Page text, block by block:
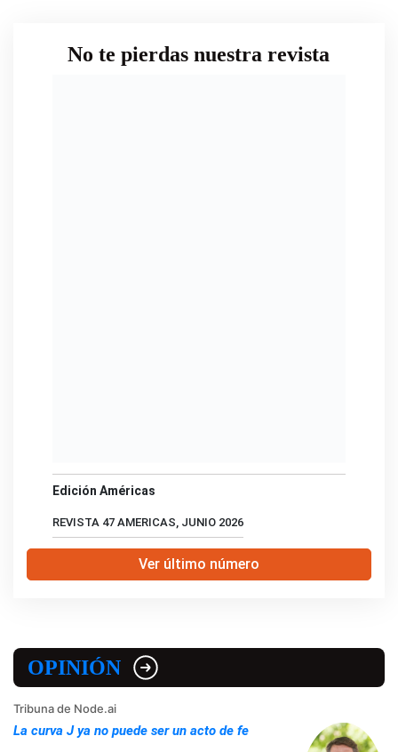
No te pierdas nuestra revista
Edición Américas
REVISTA 47 AMERICAS, JUNIO 2026
Ver último número
OPINIÓN
Tribuna de Node.ai
La curva J ya no puede ser un acto de fe